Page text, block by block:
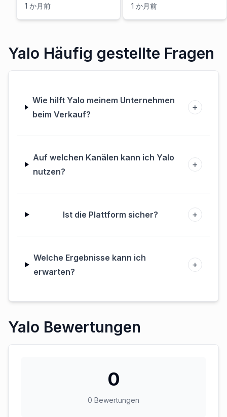
sales agent
1 か月前
de vendas da Yalo
1 か月前
Yalo Häufig gestellte Fragen
Wie hilft Yalo meinem Unternehmen
beim Verkauf?
+
Auf welchen Kanälen kann ich Yalo
nutzen?
+
Ist die Plattform sicher? +
Welche Ergebnisse kann ich
erwarten?
+
Yalo Bewertungen
0
0 Bewertungen